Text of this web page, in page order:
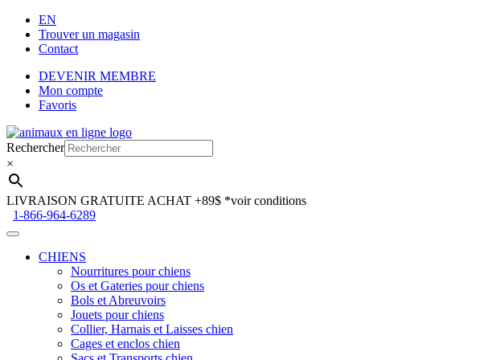
EN
Trouver un magasin
Contact
DEVENIR MEMBRE
Mon compte
Favoris
Aller
à
la
navigation
Aller
au
contenu
Rechercher
×
LIVRAISON GRATUITE ACHAT +89$ *voir conditions
1-866-964-6289
CHIENS
Nourritures pour chiens
Os et Gateries pour chiens
Bols et Abreuvoirs
Jouets pour chiens
Collier, Harnais et Laisses chien
Cages et enclos chien